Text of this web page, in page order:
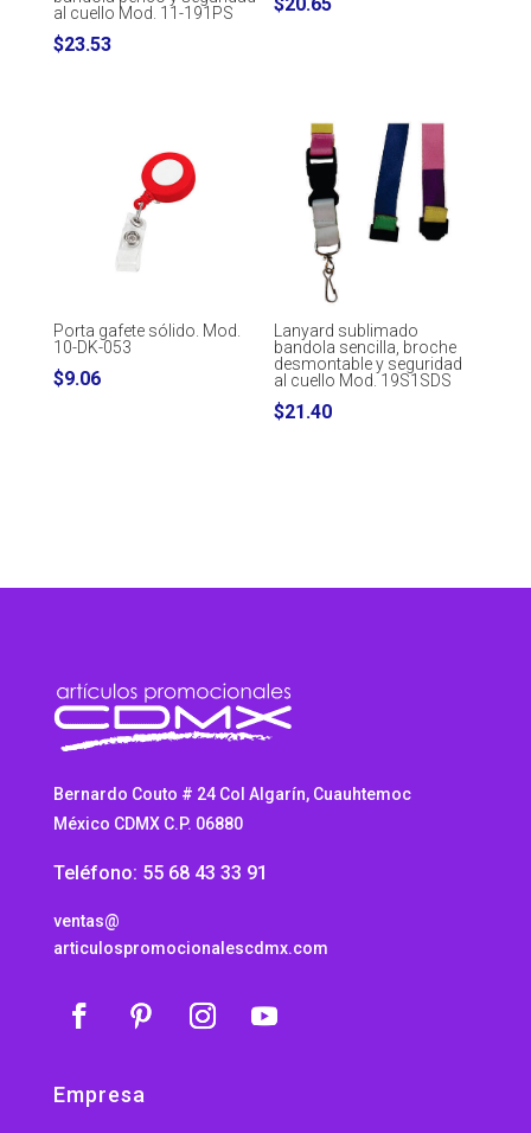
al cuello Mod. 11-191PS
$23.53
Porta gafete sólido. Mod.
10-DK-053
$9.06
Lanyard sublimado
bandola sencilla, broche
desmontable y seguridad
al cuello Mod. 19S1SDS
$21.40
Bernardo Couto # 24 Col Algarín, Cuauhtemoc
México CDMX C.P. 06880
Teléfono: 55 68 43 33 91
ventas@
articulospromocionalescdmx.com
Empresa